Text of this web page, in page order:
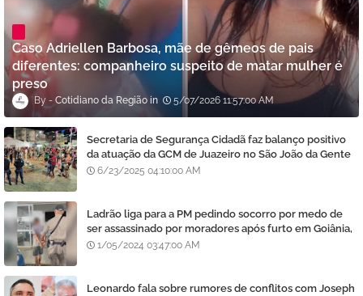
Caso Adriellen Barbosa, mãe de gêmeos de pais
diferentes: companheiro suspeito de matar mulher é
preso
Cotidiano da Região 5/07/2026 11:57:00 AM
Secretaria de Segurança Cidadã faz balanço positivo
da atuação da GCM de Juazeiro no São João da Gente
6/23/2025 04:10:00 AM
Ladrão liga para a PM pedindo socorro por medo de
ser assassinado por moradores após furto em Goiânia,
diz polícia
1/05/2024 03:47:00 AM
Leonardo fala sobre rumores de conflitos com Joseph